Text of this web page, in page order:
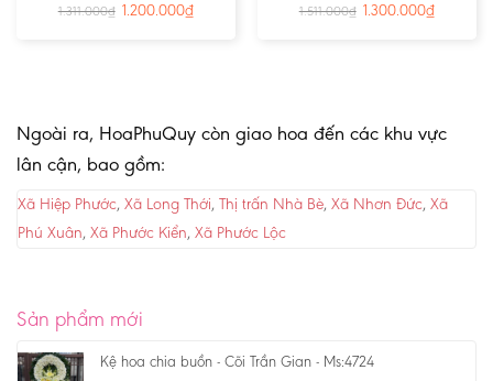
1.311.000₫ 1.200.000₫ 1.511.000₫ 1.300.000₫
Ngoài ra, HoaPhuQuy còn giao hoa đến các khu vực
lân cận, bao gồm:
Xã Hiệp Phước, Xã Long Thới, Thị trấn Nhà Bè, Xã Nhơn Đức, Xã
Phú Xuân, Xã Phước Kiển, Xã Phước Lộc
Sản phẩm mới
Kệ hoa chia buồn - Cõi Trần Gian - Ms:4724